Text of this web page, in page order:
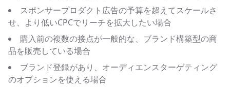
スポンサープロダクト広告の予算を超えてスケールさ
せ、より低いCPCでリーチを拡大したい場合
購入前の複数の接点が一般的な、ブランド構築型の商
品を販売している場合
ブランド登録があり、オーディエンスターゲティング
のオプションを使える場合